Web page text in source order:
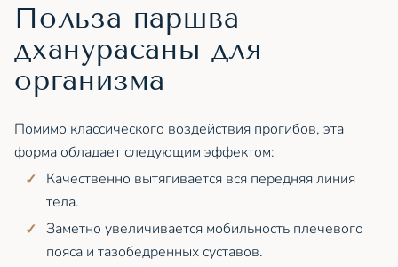
Польза паршва
дханурасаны для
организма
Помимо классического воздействия прогибов, эта
форма обладает следующим эффектом:
Качественно вытягивается вся передняя линия
тела.
Заметно увеличивается мобильность плечевого
пояса и тазобедренных суставов.